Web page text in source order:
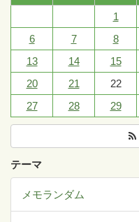
1
6
7 8
13
14 15
20
21 22
27
28 29
テーマ
メモランダム